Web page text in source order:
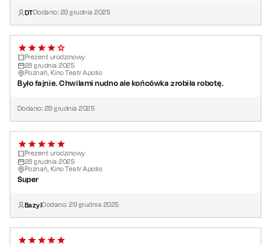
DTDodano: 29 grudnia 2025
Prezent urodzinowy
28 grudnia 2025
Poznań, Kino Teatr Apollo
Było fajnie. Chwilami nudno ale końcówka zrobiła robotę.
Dodano: 29 grudnia 2025
Prezent urodzinowy
28 grudnia 2025
Poznań, Kino Teatr Apollo
Super
BazylDodano:29 grudnia 2025